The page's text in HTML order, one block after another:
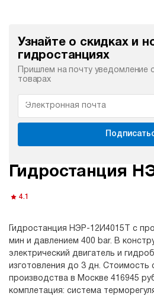
Узнайте о скидках и
гидростанциях
Пришлем на почту уведомление
товарах
Гидростанция
4.1
Гидростанция НЭР-12И4015Т с
мин и давлением 400 bar. В
электрический двигатель и
изготовления до 3 дн.
производства в Москве 416945
комплетация: система